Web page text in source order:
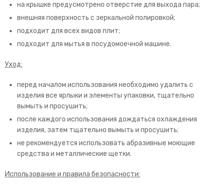
на крышке предусмотрено отверстие для выхода пара;
внешняя поверхность с зеркальной полировкой;
подходит для всех видов плит;
подходит для мытья в посудомоечной машине.
Уход:
перед началом использования необходимо удалить с
изделия все ярлыки и элементы упаковки, тщательно
вымыть и просушить;
после каждого использования дождаться охлаждения
изделия, затем тщательно вымыть и просушить;
не рекомендуется использовать абразивные моющие
средства и металлические щетки.
Использование и правила безопасности: